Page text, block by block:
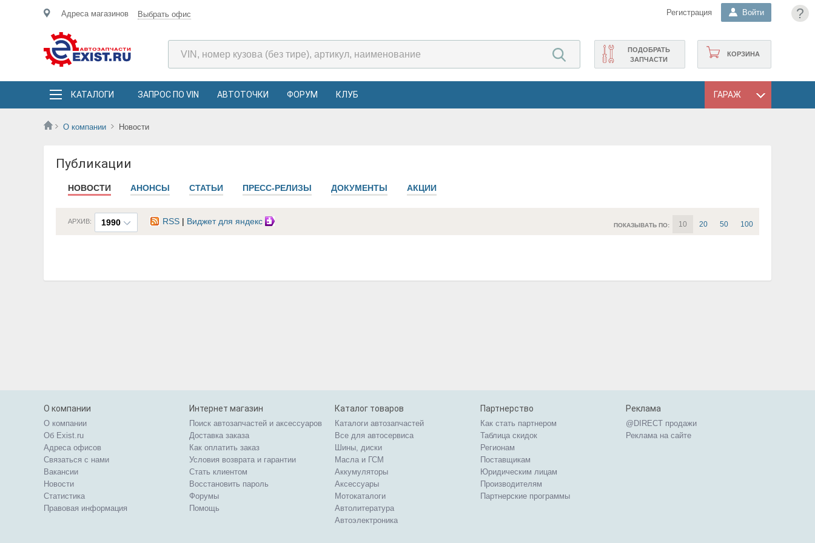
?
Адреса магазинов Выбрать офис Регистрация Войти
КОРЗИНА
ПОДОБРАТЬ
ЗАПЧАСТИ
КАТАЛОГИ ЗАПРОС ПО VIN АВТОТОЧКИ ФОРУМ КЛУБ ГАРАЖ
О компании Новости
Публикации
НОВОСТИ АНОНСЫ СТАТЬИ ПРЕСС-РЕЛИЗЫ ДОКУМЕНТЫ АКЦИИ
1990
АРХИВ: RSS | Виджет для яндекс ПОКАЗЫВАТЬ ПО: 10 20 50 100
О компании
О компании
Об Exist.ru
Адреса офисов
Связаться с нами
Вакансии
Новости
Статистика
Правовая информация
Интернет магазин
Поиск автозапчастей и аксессуаров
Доставка заказа
Как оплатить заказ
Условия возврата и гарантии
Стать клиентом
Восстановить пароль
Форумы
Помощь
Каталог товаров
Каталоги автозапчастей
Все для автосервиса
Шины, диски
Масла и ГСМ
Аккумуляторы
Аксессуары
Мотокаталоги
Автолитература
Автоэлектроника
Партнерство
Как стать партнером
Таблица скидок
Регионам
Поставщикам
Юридическим лицам
Производителям
Партнерские программы
Реклама
@DIRECT продажи
Реклама на сайте